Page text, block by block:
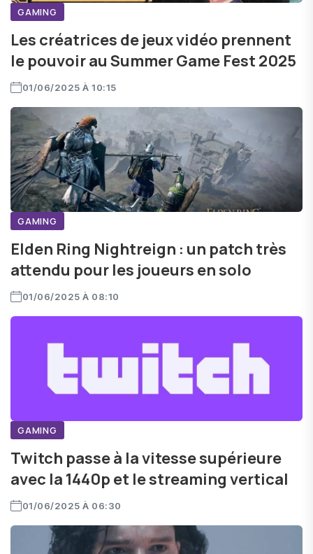
GAMING
Les créatrices de jeux vidéo prennent
le pouvoir au Summer Game Fest 2025
01/06/2025 À 10:15
GAMING
Elden Ring Nightreign : un patch très
attendu pour les joueurs en solo
01/06/2025 À 08:10
GAMING
Twitch passe à la vitesse supérieure
avec la 1440p et le streaming vertical
01/06/2025 À 06:30